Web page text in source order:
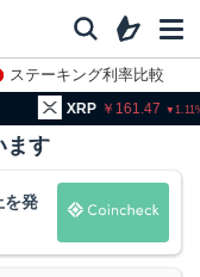
ステーキング利率比較
BNB
ます
を発